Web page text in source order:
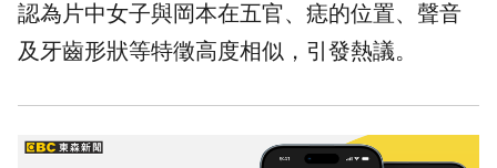
認為片中女子與岡本在五官、痣的位置、聲音
及牙齒形狀等特徵高度相似，引發熱議。